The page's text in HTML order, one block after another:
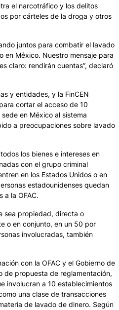
el narcotráfico y los delitos
por cárteles de la droga y otros
juntos para combatir el lavado
en México. Nuestro mensaje para
claro: rendirán cuentas”, declaró
y entidades, y la FinCEN
cortar el acceso de 10
en México al sistema
a preocupaciones sobre lavado
los bienes e intereses en
con el grupo criminal
en los Estados Unidos o en
estadounidenses quedan
a la OFAC.
sea propiedad, directa o
o en conjunto, en un 50 por
involucradas, también
con la OFAC y el Gobierno de
de propuesta de reglamentación,
involucran a 10 establecimientos
una clase de transacciones
de lavado de dinero. Según